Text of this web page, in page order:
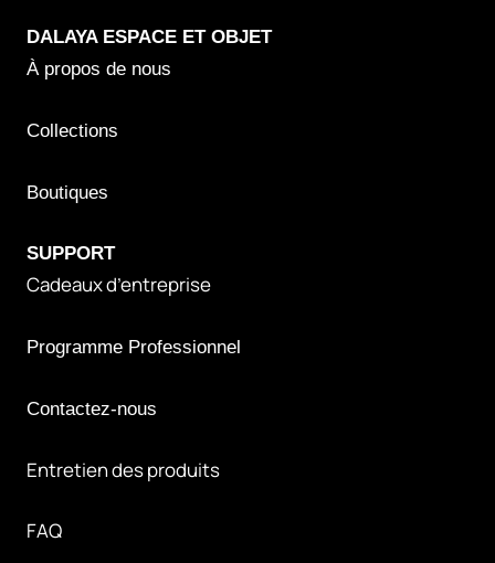
DALAYAESPACE ET OBJET
À propos de nous
Collections
Boutiques
SUPPORT
Cadeaux d’entreprise
Programme Professionnel
Contactez-nous
Entretien des produits
FAQ